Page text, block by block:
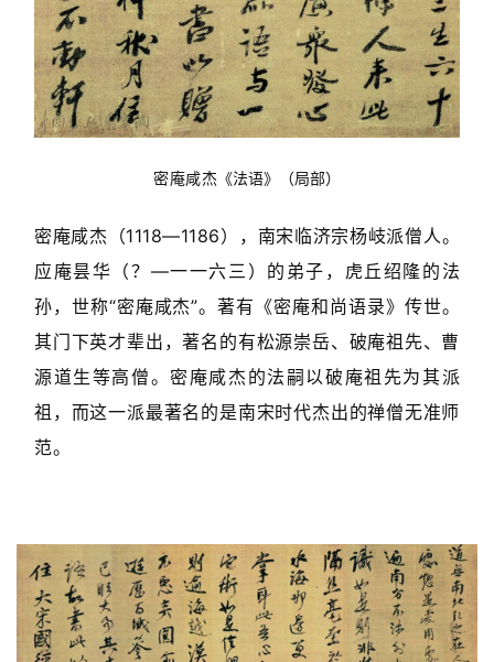
密庵咸杰 《法语》（局部）
密庵咸杰（1118—1186），南宋临济宗杨岐派僧人。
应庵昙华（？—一一六三）的弟子，虎丘绍隆的法
孙，世称“密庵咸杰”。著有《密庵和尚语录》传世。
其门下英才辈出，著名的有松源崇岳、破庵祖先、曹
源道生等高僧。密庵咸杰的法嗣以破庵祖先为其派
祖，而这一派最著名的是南宋时代杰出的禅僧无准师
范。